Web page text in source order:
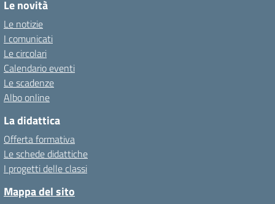
Le novità
Le notizie
I comunicati
Le circolari
Calendario eventi
Le scadenze
Albo online
La didattica
Offerta formativa
Le schede didattiche
I progetti delle classi
Mappa del sito